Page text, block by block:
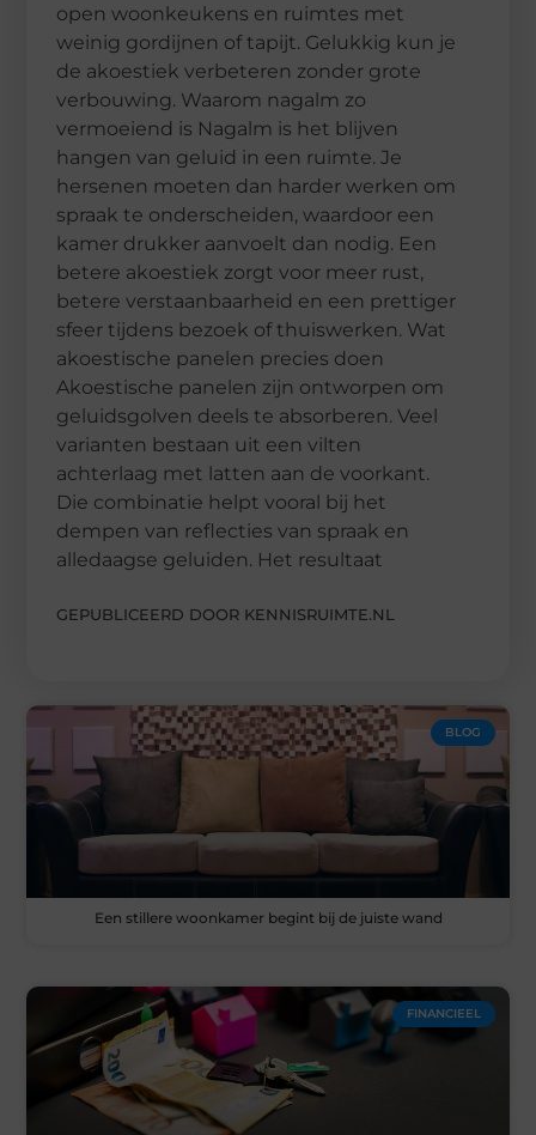
open woonkeukens en ruimtes met
weinig gordijnen of tapijt. Gelukkig kun je
de akoestiek verbeteren zonder grote
verbouwing. Waarom nagalm zo
vermoeiend is Nagalm is het blijven
hangen van geluid in een ruimte. Je
hersenen moeten dan harder werken om
spraak te onderscheiden, waardoor een
kamer drukker aanvoelt dan nodig. Een
betere akoestiek zorgt voor meer rust,
betere verstaanbaarheid en een prettiger
sfeer tijdens bezoek of thuiswerken. Wat
akoestische panelen precies doen
Akoestische panelen zijn ontworpen om
geluidsgolven deels te absorberen. Veel
varianten bestaan uit een vilten
achterlaag met latten aan de voorkant.
Die combinatie helpt vooral bij het
dempen van reflecties van spraak en
alledaagse geluiden. Het resultaat
GEPUBLICEERD DOOR KENNISRUIMTE.NL
BLOG
Een stillere woonkamer begint bij de juiste wand
FINANCIEEL